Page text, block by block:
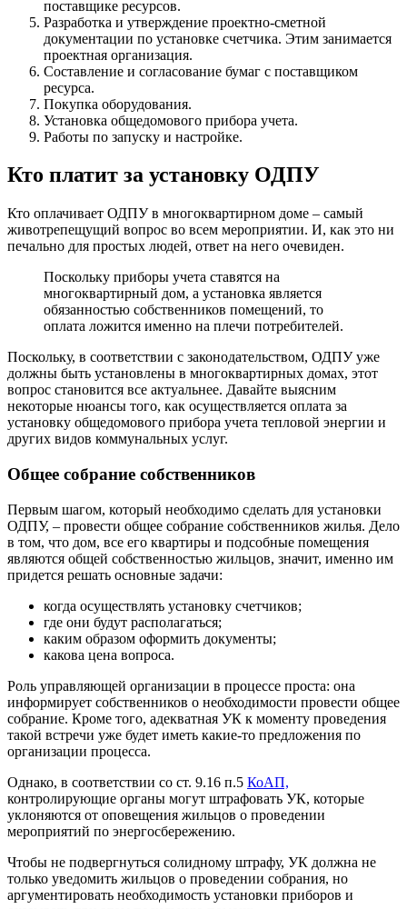
поставщике ресурсов.
Разработка и утверждение проектно-сметной
документации по установке счетчика. Этим занимается
проектная организация.
Составление и согласование бумаг с поставщиком
ресурса.
Покупка оборудования.
Установка общедомового прибора учета.
Работы по запуску и настройке.
Кто платит за установку ОДПУ
Кто оплачивает ОДПУ в многоквартирном доме – самый
животрепещущий вопрос во всем мероприятии. И, как это ни
печально для простых людей, ответ на него очевиден.
Поскольку приборы учета ставятся на
многоквартирный дом, а установка является
обязанностью собственников помещений, то
оплата ложится именно на плечи потребителей.
Поскольку, в соответствии с законодательством, ОДПУ уже
должны быть установлены в многоквартирных домах, этот
вопрос становится все актуальнее. Давайте выясним
некоторые нюансы того, как осуществляется оплата за
установку общедомового прибора учета тепловой энергии и
других видов коммунальных услуг.
Общее собрание собственников
Первым шагом, который необходимо сделать для установки
ОДПУ, – провести общее собрание собственников жилья. Дело
в том, что дом, все его квартиры и подсобные помещения
являются общей собственностью жильцов, значит, именно им
придется решать основные задачи:
когда осуществлять установку счетчиков;
где они будут располагаться;
каким образом оформить документы;
какова цена вопроса.
Роль управляющей организации в процессе проста: она
информирует собственников о необходимости провести общее
собрание. Кроме того, адекватная УК к моменту проведения
такой встречи уже будет иметь какие-то предложения по
организации процесса.
Однако, в соответствии со ст. 9.16 п.5 КоАП,
контролирующие органы могут штрафовать УК, которые
уклоняются от оповещения жильцов о проведении
мероприятий по энергосбережению.
Чтобы не подвергнуться солидному штрафу, УК должна не
только уведомить жильцов о проведении собрания, но
аргументировать необходимость установки приборов и